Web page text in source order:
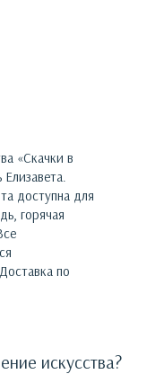
«Скачки в
Елизавета
доступна для
горячая
по
искусства?